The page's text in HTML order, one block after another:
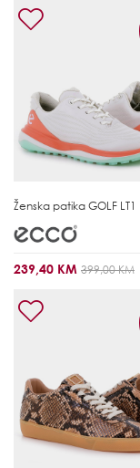
Ženska patika GOLF LT1
239,40 KM 399,00 KM